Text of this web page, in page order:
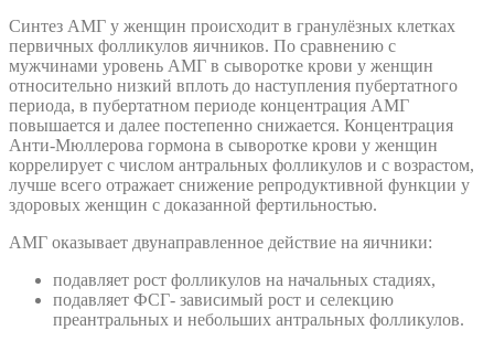
Синтез АМГ у женщин происходит в гранулёзных клетках
первичных фолликулов яичников. По сравнению с
мужчинами уровень АМГ в сыворотке крови у женщин
относительно низкий вплоть до наступления пубертатного
периода, в пубертатном периоде концентрация АМГ
повышается и далее постепенно снижается. Концентрация
Анти-Мюллерова гормона в сыворотке крови у женщин
коррелирует с числом антральных фолликулов и с возрастом,
лучше всего отражает снижение репродуктивной функции у
здоровых женщин с доказанной фертильностью.
АМГ оказывает двунаправленное действие на яичники:
подавляет рост фолликулов на начальных стадиях,
подавляет ФСГ- зависимый рост и селекцию
преантральных и небольших антральных фолликулов.